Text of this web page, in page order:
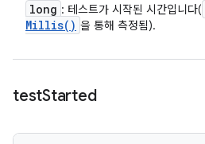
long : 테스트가 시작된 시간입니다(
Millis( ) 을 통해 측정됨).
testStarted